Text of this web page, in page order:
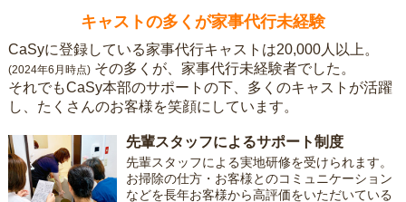
キャストの多くが家事代行未経験
CaSyに登録している家事代行キャストは20,000人以上。
(2024年6月時点) その多くが、家事代行未経験者でした。
それでもCaSy本部のサポートの下、多くのキャストが活躍
し、たくさんのお客様を笑顔にしています。
先輩スタッフによるサポート制度
先輩スタッフによる実地研修を受けられます。
お掃除の仕方・お客様とのコミュニケーション
などを長年お客様から高評価をいただいている